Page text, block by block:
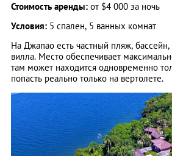
Стоимость аренды: от $4 000 за ночь
Условия: 5 спален, 5 ванных комнат
На Джапао есть частный пляж,
вилла. Место обеспечивает
там может находится одновременно
попасть реально только на вертолете.